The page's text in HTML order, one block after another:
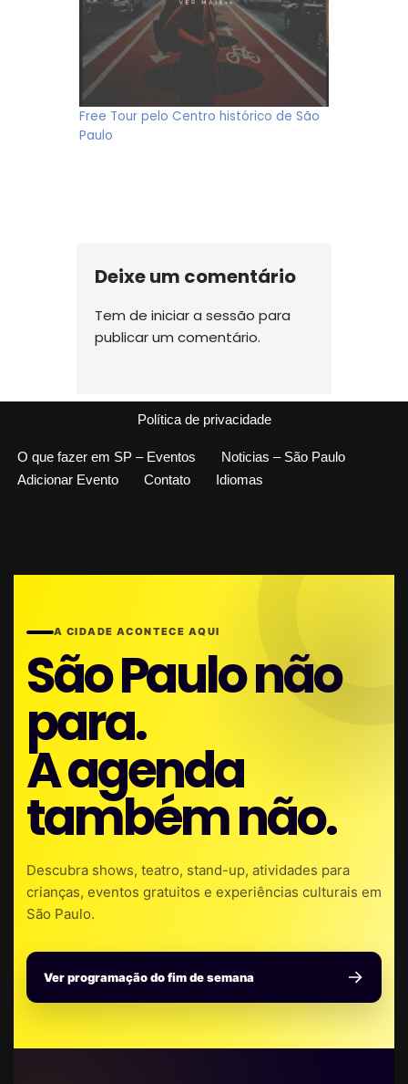
Free Tour pelo Centro histórico de São
Paulo
Deixe um comentário
Tem de iniciar a sessão para
publicar um comentário.
Política de privacidade
O que fazer em SP – Eventos
Noticias – São Paulo
Adicionar Evento
Contato Idiomas
A CIDADE ACONTECE AQUI
São Paulo não
para.
A agenda
também não.
Descubra shows, teatro, stand-up, atividades para
crianças, eventos gratuitos e experiências culturais em
São Paulo.
Ver programação do fim de semana